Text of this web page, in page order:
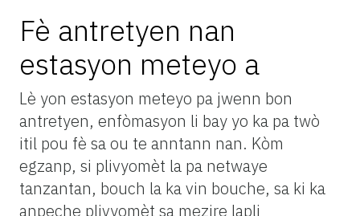
Fè antretyen nan
estasyon meteyo a
Lè yon estasyon meteyo pa jwenn bon
antretyen, enfòmasyon li bay yo ka pa twò
itil pou fè sa ou te anntann nan. Kòm
egzanp, si plivyomèt la pa netwaye
tanzantan, bouch la ka vin bouche, sa ki ka
anpeche plivyomèt sa mezire lapli